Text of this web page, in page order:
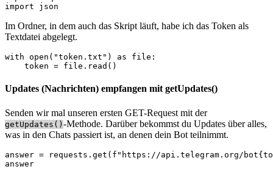
import json
Im Ordner, in dem auch das Skript läuft, habe ich das Token als
Textdatei abgelegt.
with open("token.txt") as file:
    token = file.read()
Updates (Nachrichten) empfangen mit getUpdates()
Senden wir mal unseren ersten GET-Request mit der
getUpdates() -Methode. Darüber bekommst du Updates über alles,
was in den Chats passiert ist, an denen dein Bot teilnimmt.
answer = requests.get(f"https://api.telegram.org/
answer